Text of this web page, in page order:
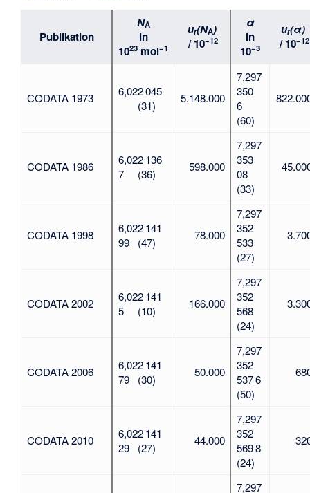
Publikation
NA
in
1023 mol−1
ur(NA)
/ 10−12
α
in
10−3
ur(α)
/ 10−12
CODATA 1973
6,022 045
(31)
5.148.000
7,297
350
6
(60)
CODATA 1986
6,022 136
7
(36)
598.000
7,297
353
08
(33)
CODATA 1998
6,022 141
99
(47)
78.000
7,297
352
533
(27)
CODATA 2002
6,022 141
5
(10)
166.000
7,297
352
568
(24)
CODATA 2006
6,022 141
79
(30)
50.000
7,297
352
537 6
(50)
CODATA 2010
6,022 141
29
(27)
44.000
7,297
352
569 8
(24)
7,297